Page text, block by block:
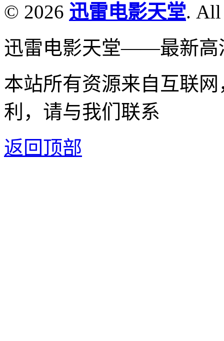
© 2026 迅雷电影天堂. All
迅雷电影天堂——最新高
本站所有资源来自互联
利，请与我们联系
返回顶部